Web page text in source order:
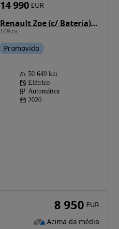
Renault Zoe (c/ Bateria) Zen 50
109 cv
14 990 EUR
Promovido
50 649 km
Elétrico
Automática
2020
8 950 EUR
Acima da média